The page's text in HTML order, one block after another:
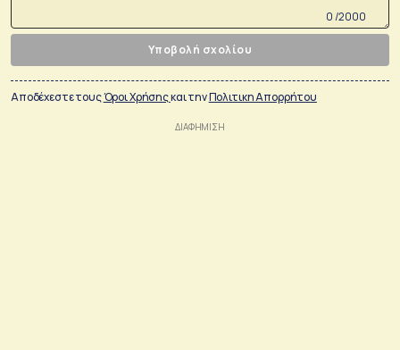
0 /2000
Υποβολή σχολίου
Αποδέχεστε τουςΌροι Χρήσηςκαι τηνΠολιτικη Απορρήτου